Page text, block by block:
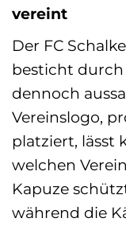
vereint
Der FC
besticht durch
dennoch
Vereinslogo,
platziert, lässt
welchen
Kapuze
während die